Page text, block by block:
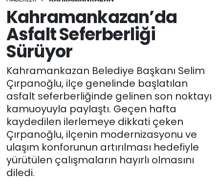
Kahramankazan’da
Asfalt Seferberliği
Sürüyor
Kahramankazan Belediye Başkanı Selim
Çırpanoğlu, ilçe genelinde başlatılan
asfalt seferberliğinde gelinen son noktayı
kamuoyuyla paylaştı. Geçen hafta
kaydedilen ilerlemeye dikkati çeken
Çırpanoğlu, ilçenin modernizasyonu ve
ulaşım konforunun artırılması hedefiyle
yürütülen çalışmaların hayırlı olmasını
diledi.
Süper Lig Puan Durumu ve Fikstür
Tüm Manşetler
Son Dakika Haberleri
Haber Arşivi